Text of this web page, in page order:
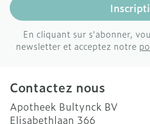
En cliquant sur s'abonner,
newsletter et acceptez notre
Contactez nous
Apotheek Bultynck BV
Elisabethlaan 366